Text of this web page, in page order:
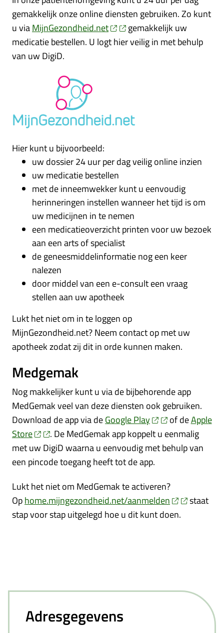
gemakkelijk onze online diensten gebruiken. Zo kunt
u viaMijnGezondheid.net
gemakkelijk uw
medicatie bestellen. U logt hier veilig in met behulp
van uw DigiD.
Hier kunt u bijvoorbeeld:
uw dossier 24 uur per dag veilig online inzien
uw medicatie bestellen
met de inneemwekker kunt u eenvoudig
herinneringen instellen wanneer het tijd is om
uw medicijnen in te nemen
een medicatieoverzicht printen voor uw bezoek
aan een arts of specialist
de geneesmiddelinformatie nog een keer
nalezen
door middel van een e-consult een vraag
stellen aan uw apotheek
Lukt het niet om in te loggen op
MijnGezondheid.net? Neem contact op met uw
apotheek zodat zij dit in orde kunnen maken.
Medgemak
Nog makkelijker kunt u via de bijbehorende app
MedGemak veel van deze diensten ook gebruiken.
Download de app via deGoogle Play of deApple
Store
. De MedGemak app koppelt u eenmalig
met uw DigiD waarna u eenvoudig met behulp van
een pincode toegang heeft tot de app.
Lukt het niet om MedGemak te activeren?
Ophome.mijngezondheid.net/aanmelden
staat
stap voor stap uitgelegd hoe u dit kunt doen.
Adresgegevens